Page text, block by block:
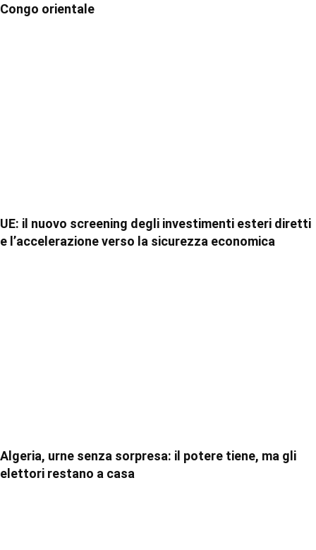
Congo orientale
UE: il nuovo screening degli investimenti esteri diretti
e l’accelerazione verso la sicurezza economica
Algeria, urne senza sorpresa: il potere tiene, ma gli
elettori restano a casa